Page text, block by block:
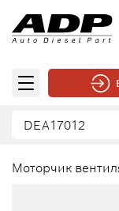
Моторчик